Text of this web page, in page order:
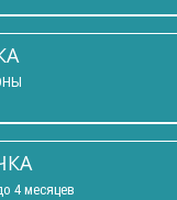
4 месяцев